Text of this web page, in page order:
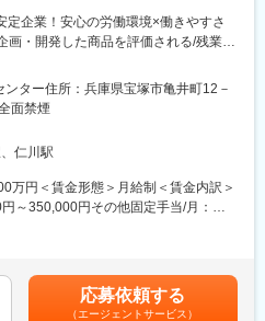
ルームキッチンを備えていますので、
るなどこだわりの商品ばかり。
トコロネ・クリームパン・カレーパ
！
通してチョコレートやカカオの魅力を
ております。
定企業！安心の労働環境×働きやすさ
画・開発した商品を評価される/残業少
り・パン・ドーナツなどの製造スタッ
造を実施致します。商品企画～製造に
ど
ンター住所：兵庫県宝塚市亀井町12－
面禁煙
仁川駅
万円＜賃金形態＞月給制＜賃金内訳＞
～350,000円その他固定手当/月：
くまでも目安の金額であり、選考を通
ます。月給(月額)は固定手当を含めた表
応募依頼する
（エージェントサービス）